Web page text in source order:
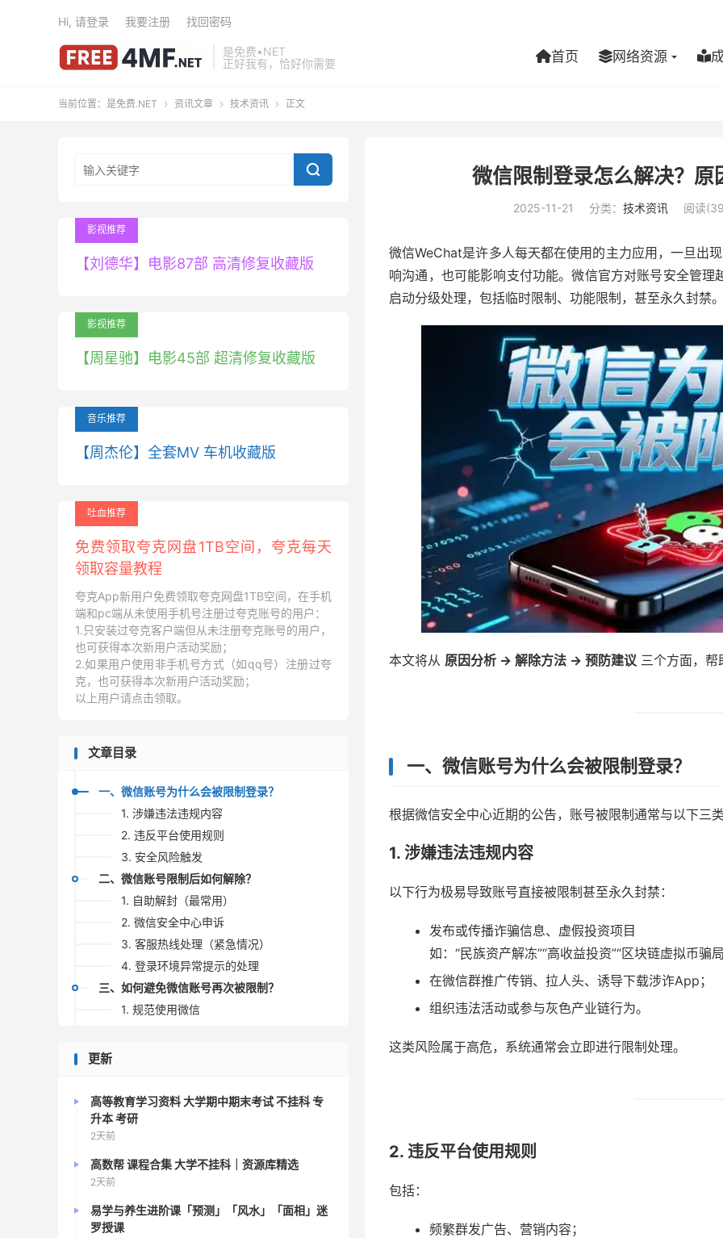
是免费•NET
正好我有，恰好你需要
首页 网络资源
Hi, 请登录 我要注册 找回密码
当前位置： 是免费.NET  资讯文章  技术资讯  正文
微信限制登录怎么解决？
2025-11-21 分类： 技术资讯 阅读
微信WeChat是许多人每天都在使用的主力应用，一旦出
响沟通，也可能影响支付功能。微信官方对账号安全管
启动分级处理，包括临时限制、功能限制，甚至永久封禁
本文将从 原因分析 → 解除方法 → 预防建议 三个方面，
一、微信账号为什么会被限制登录？
根据微信安全中心近期的公告，账号被限制通常与以下三
1. 涉嫌违法违规内容
以下行为极易导致账号直接被限制甚至永久封禁：
发布或传播诈骗信息、虚假投资项目
如：“民族资产解冻”“高收益投资”“区块链虚拟币骗
在微信群推广传销、拉人头、诱导下载涉诈App；
组织违法活动或参与灰色产业链行为。
这类风险属于高危，系统通常会立即进行限制处理。
2. 违反平台使用规则
包括：
频繁群发广告、营销内容；

影视推荐
【刘德华】电影87部 高清修复收藏版
影视推荐
【周星驰】电影45部 超清修复收藏版
音乐推荐
【周杰伦】全套MV 车机收藏版
吐血推荐
免费领取夸克网盘1TB空间，夸克每天
领取容量教程
夸克App新用户免费领取夸克网盘1TB空间，在手机
端和pc端从未使用手机号注册过夸克账号的用户：
1.只安装过夸克客户端但从未注册夸克账号的用户，
也可获得本次新用户活动奖励；
2.如果用户使用非手机号方式（如qq号）注册过夸
克，也可获得本次新用户活动奖励；
以上用户请点击领取。
文章目录
一、微信账号为什么会被限制登录？
1. 涉嫌违法违规内容
2. 违反平台使用规则
3. 安全风险触发
二、微信账号限制后如何解除？
1. 自助解封（最常用）
2. 微信安全中心申诉
3. 客服热线处理（紧急情况）
4. 登录环境异常提示的处理
三、如何避免微信账号再次被限制？
1. 规范使用微信
四、总结
更新
高等教育学习资料 大学期中期末考试 不挂科 专
升本 考研
2天前
高数帮 课程合集 大学不挂科｜资源库精选
2天前
易学与养生进阶课「预测」「风水」「面相」迷
罗授课